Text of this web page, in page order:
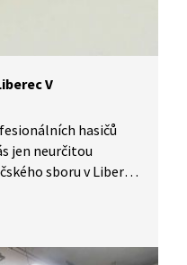
V
hasičů
jen neurčitou
sboru v Liberci
zásahy.
na hory, protože